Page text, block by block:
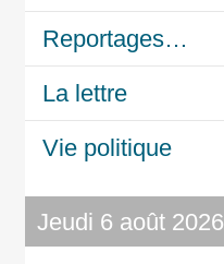
Reportages…
La lettre
Vie politique
Jeudi 6 août 2026